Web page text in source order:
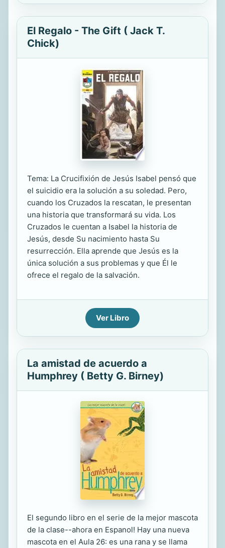
El Regalo - The Gift ( Jack T.
Chick)
Tema: La Crucifixión de Jesús Isabel pensó que
el suicidio era la solución a su soledad. Pero,
cuando los Cruzados la rescatan, le presentan
una historia que transformará su vida. Los
Cruzados le cuentan a Isabel la historia de
Jesús, desde Su nacimiento hasta Su
resurrección. Ella aprende que Jesús es la
única solución a sus problemas y que Él le
ofrece el regalo de la salvación.
Ver Libro
La amistad de acuerdo a
Humphrey ( Betty G. Birney)
El segundo libro en el serie de la mejor mascota
de la clase--ahora en Espanol! Hay una nueva
mascota en el Aula 26: es una rana y se llama